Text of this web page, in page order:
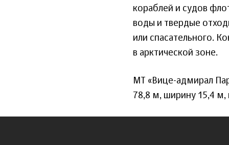
кораблей и судов
воды и твердые
или спасательного.
в арктической зоне.
МТ «Вице-адмирал
78,8 м, ширину 15,4 м,